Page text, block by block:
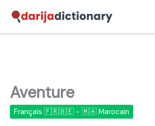
contenu
Aventure
Français 🇫🇷🇧🇪 - 🇲🇦 Marocain